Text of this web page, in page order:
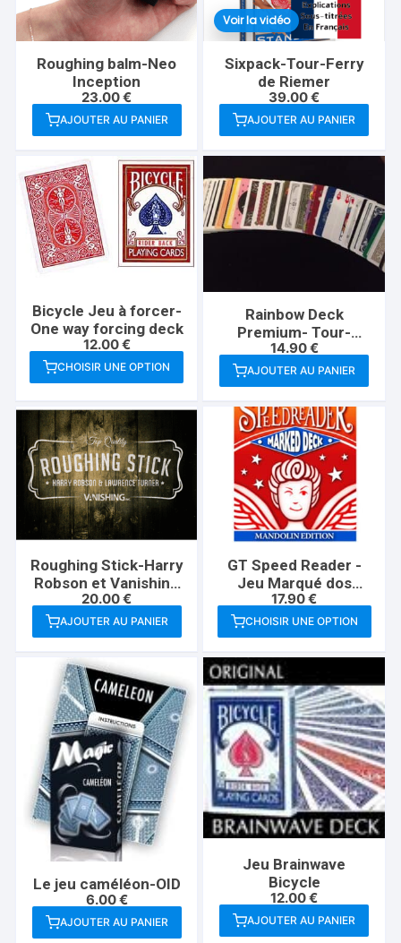
Roughing balm-Neo
Inception
23.00€
AJOUTER AU PANIER
Voir la vidéo
Sixpack-Tour-Ferry
de Riemer
39.00€
AJOUTER AU PANIER
Bicycle Jeu à forcer-
One way forcing deck
12.00€
CHOISIR UNE OPTION
Ce
a
plusieurs
variations.
Les
options
peuvent
choisies
sur
page
produit
Rainbow Deck
Premium- Tour-
Abracadabreizh
14.90€
AJOUTER AU PANIER
Roughing Stick-Harry
Robson et Vanishing
Inc
20.00€
AJOUTER AU PANIER
GT Speed Reader -
Jeu Marqué dos
Mandolin
17.90€
CHOISIR UNE OPTION
Ce
plusieurs
variations.
Les
options
peuvent
être
choisies
la
page
du
Le jeu caméléon-OID
6.00€
AJOUTER AU PANIER
Jeu Brainwave
Bicycle
12.00€
AJOUTER AU PANIER